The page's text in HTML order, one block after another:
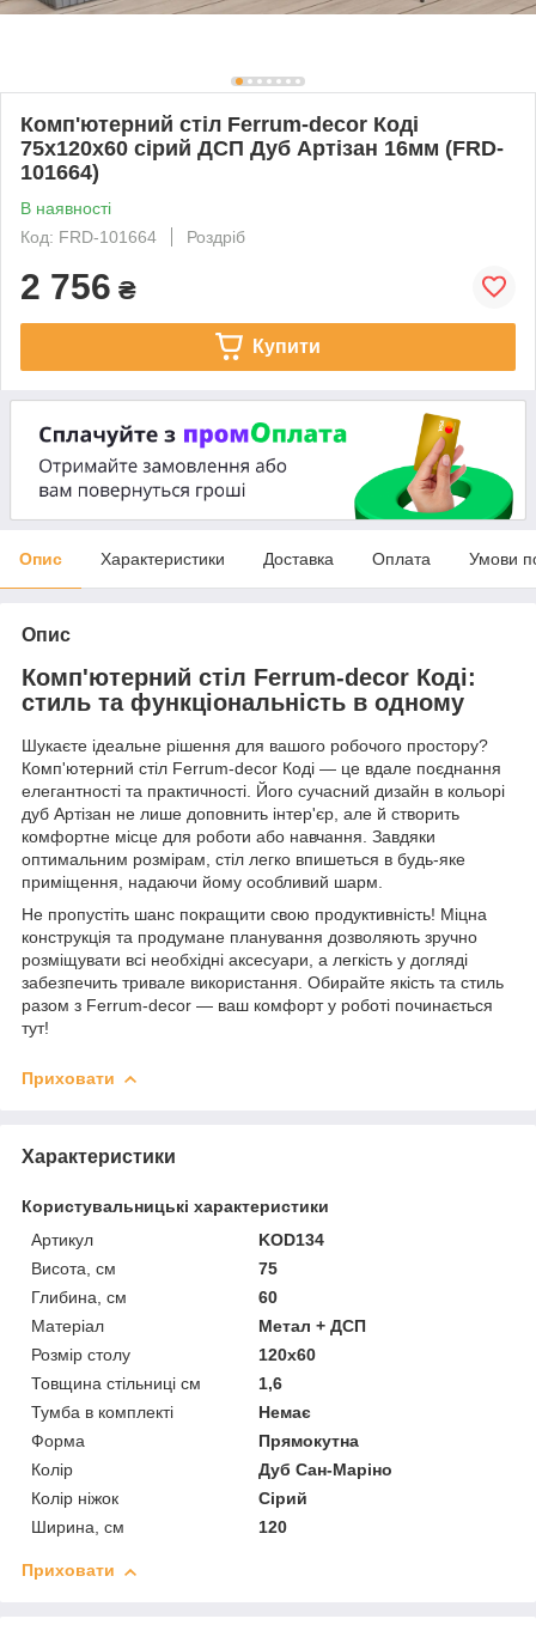
Комп'ютерний стіл Ferrum-decor Коді
75x120x60 сірий ДСП Дуб Артізан 16мм (FRD-
101664)
В наявності
Код: FRD-101664
Роздріб
2 756 ₴
Купити
Опис Характеристики Доставка Оплата Умови
Опис
Комп'ютерний стіл Ferrum-decor Коді:
стиль та функціональність в одному
Шукаєте ідеальне рішення для вашого робочого простору?
Комп'ютерний стіл Ferrum-decor Коді — це вдале поєднання
елегантності та практичності. Його сучасний дизайн в кольорі
дуб Артізан не лише доповнить інтер'єр, але й створить
комфортне місце для роботи або навчання. Завдяки
оптимальним розмірам, стіл легко впишеться в будь-яке
приміщення, надаючи йому особливий шарм.
Не пропустіть шанс покращити свою продуктивність! Міцна
конструкція та продумане планування дозволяють зручно
розміщувати всі необхідні аксесуари, а легкість у догляді
забезпечить тривале використання. Обирайте якість та стиль
разом з Ferrum-decor — ваш комфорт у роботі починається
тут!
Приховати
Характеристики
Користувальницькі характеристики
Артикул
KOD134
Висота, см
75
Глибина, см
60
Матеріал
Метал + ДСП
Розмір столу
120х60
Товщина стільниці см
1,6
Тумба в комплекті
Немає
Форма
Прямокутна
Колір
Дуб Сан-Маріно
Колір ніжок
Сірий
Ширина, см
120
Приховати